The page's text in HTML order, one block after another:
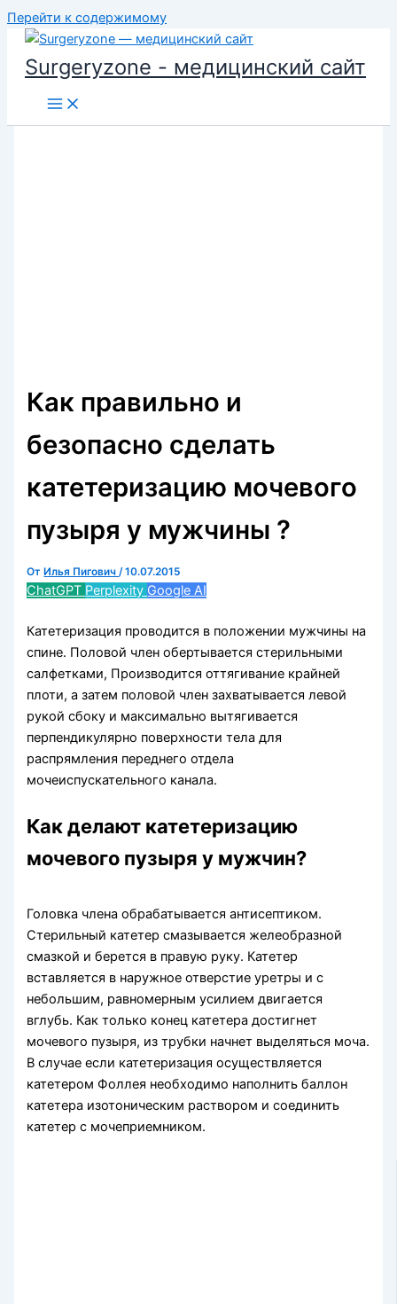
Перейти к содержимому
Surgeryzone - медицинский сайт
Как правильно и
безопасно сделать
катетеризацию мочевого
пузыря у мужчины ?
От Илья Пигович/10.07.2015
ChatGPT Perplexity Google AI
Катетеризация проводится в положении мужчины на
спине. Половой член обертывается стерильными
салфетками, Производится оттягивание крайней
плоти, а затем половой член захватывается левой
рукой сбоку и максимально вытягивается
перпендикулярно поверхности тела для
распрямления переднего отдела
мочеиспускательного канала.
Как делают катетеризацию
мочевого пузыря у мужчин?
Головка члена обрабатывается антисептиком.
Стерильный катетер смазывается желеобразной
смазкой и берется в правую руку. Катетер
вставляется в наружное отверстие уретры и с
небольшим, равномерным усилием двигается
вглубь. Как только конец катетера достигнет
мочевого пузыря, из трубки начнет выделяться моча.
В случае если катетеризация осуществляется
катетером Фоллея необходимо наполнить баллон
катетера изотоническим раствором и соединить
катетер с мочеприемником.